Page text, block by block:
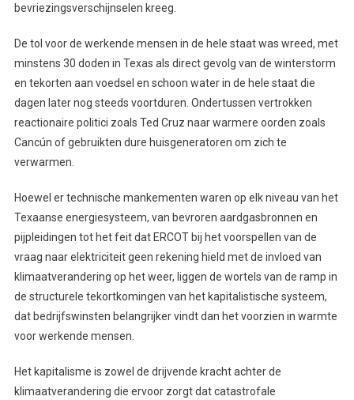
bevriezingsverschijnselen kreeg.
De tol voor de werkende mensen in de hele staat was wreed, met
minstens 30 doden in Texas als direct gevolg van de winterstorm
en tekorten aan voedsel en schoon water in de hele staat die
dagen later nog steeds voortduren. Ondertussen vertrokken
reactionaire politici zoals Ted Cruz naar warmere oorden zoals
Cancún of gebruikten dure huisgeneratoren om zich te
verwarmen.
Hoewel er technische mankementen waren op elk niveau van het
Texaanse energiesysteem, van bevroren aardgasbronnen en
pijpleidingen tot het feit dat ERCOT bij het voorspellen van de
vraag naar elektriciteit geen rekening hield met de invloed van
klimaatverandering op het weer, liggen de wortels van de ramp in
de structurele tekortkomingen van het kapitalistische systeem,
dat bedrijfswinsten belangrijker vindt dan het voorzien in warmte
voor werkende mensen.
Het kapitalisme is zowel de drijvende kracht achter de
klimaatverandering die ervoor zorgt dat catastrofale